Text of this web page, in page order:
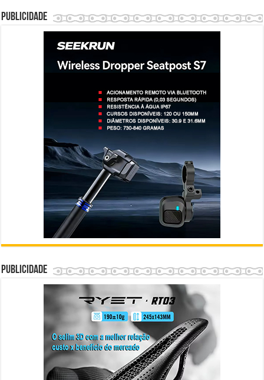
Publicidade
Publicidade